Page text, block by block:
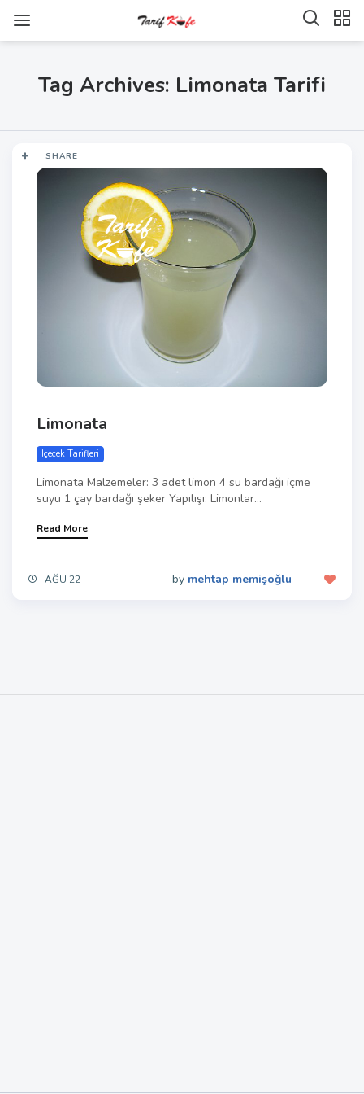
Tag Archives: Limonata Tarifi
SHARE
Limonata
Içecek Tarifleri
Limonata Malzemeler: 3 adet limon 4 su bardağı içme
suyu 1 çay bardağı şeker Yapılışı: Limonlar...
Read More
AĞU 22 by mehtap memişoğlu